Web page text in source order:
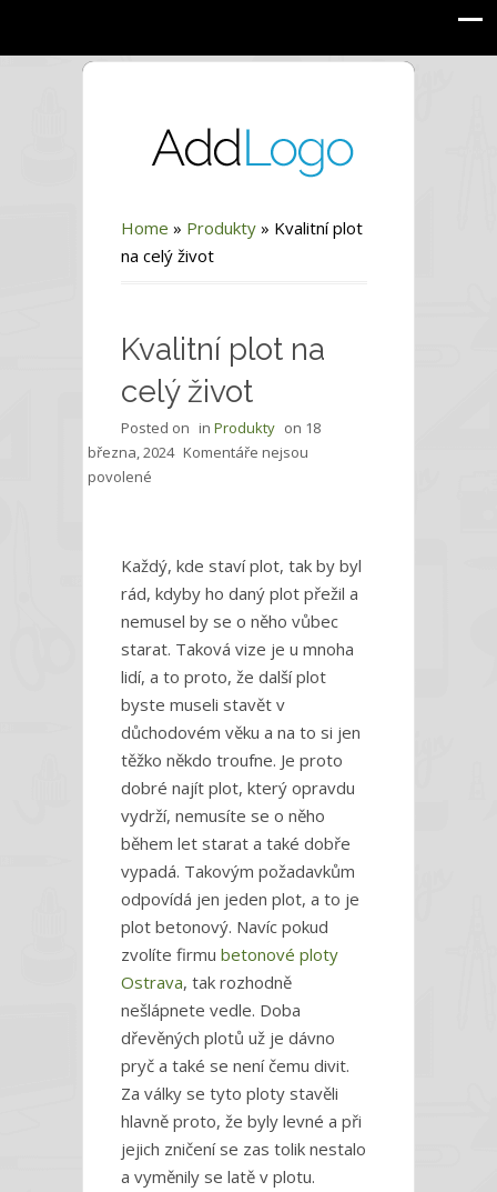
Home » Produkty » Kvalitní plot
na celý život
Kvalitní plot na
celý život
Posted on in Produkty on 18
března, 2024 Komentáře nejsou
povolené
Kvalitní
plot
na
celý
život
Každý, kde staví plot, tak by byl
rád, kdyby ho daný plot přežil a
nemusel by se o něho vůbec
starat. Taková vize je u mnoha
lidí, a to proto, že další plot
byste museli stavět v
důchodovém věku a na to si jen
těžko někdo troufne. Je proto
dobré najít plot, který opravdu
vydrží, nemusíte se o něho
během let starat a také dobře
vypadá. Takovým požadavkům
odpovídá jen jeden plot, a to je
plot betonový. Navíc pokud
zvolíte firmu betonové ploty
Ostrava, tak rozhodně
nešlápnete vedle. Doba
dřevěných plotů už je dávno
pryč a také se není čemu divit.
Za války se tyto ploty stavěli
hlavně proto, že byly levné a při
jejich zničení se zas tolik nestalo
a vyměnily se latě v plotu.